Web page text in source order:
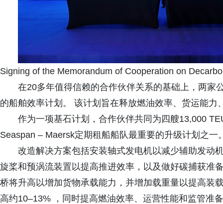
Signing of the Memorandum of Cooperation on
在20多年值得信赖的合作伙伴关系的基础上，两家
的船舶效率计划。 该计划旨在释放燃油效率、货运能
作为一项基石计划，合作伙伴共同为四艘13,000
Seaspan – Maersk定期租船船队最重要的升级计划之一
改造解决方案包括安装轴式发电机以减少辅助发动
旋桨和预涡流装置以提高推进效率，以及做好碳捕获准
桥将升高以增加货物承载能力，并增加载重量以提高装
高约10–13% ，同时提高燃油效率、运营性能和监管准